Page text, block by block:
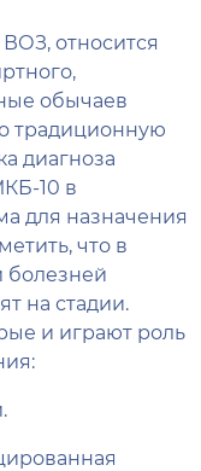
относится
обычаев
традиционную
диагноза
10 в
для назначения
что в
болезней
на стадии.
и играют роль